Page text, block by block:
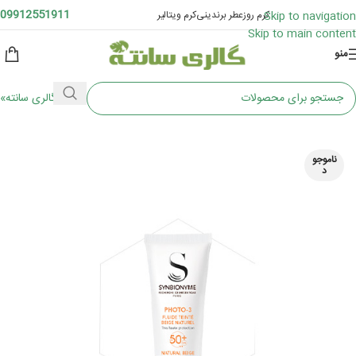
Skip to navigation
Skip to main content
کرم روزعطر برندینیکرم ویتالیر 09912551911
منو
«مجله گالری سانته»
خانه پوست/کرم و مراقبت از پوست
ناموجو
د